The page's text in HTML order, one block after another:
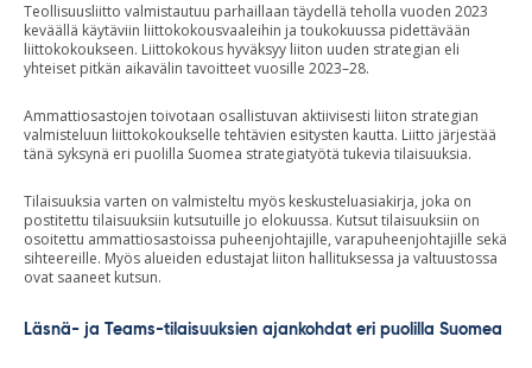
Teollisuusliitto valmistautuu parhaillaan täydellä teholla vuoden 2023
keväällä käytäviin liittokokousvaaleihin ja toukokuussa pidettävään
liittokokoukseen. Liittokokous hyväksyy liiton uuden strategian eli
yhteiset pitkän aikavälin tavoitteet vuosille 2023–28.
Ammattiosastojen toivotaan osallistuvan aktiivisesti liiton strategian
valmisteluun liittokokoukselle tehtävien esitysten kautta. Liitto järjestää
tänä syksynä eri puolilla Suomea strategiatyötä tukevia tilaisuuksia.
Tilaisuuksia varten on valmisteltu myös keskusteluasiakirja, joka on
postitettu tilaisuuksiin kutsutuille jo elokuussa. Kutsut tilaisuuksiin on
osoitettu ammattiosastoissa puheenjohtajille, varapuheenjohtajille sekä
sihteereille. Myös alueiden edustajat liiton hallituksessa ja valtuustossa
ovat saaneet kutsun.
Läsnä- ja Teams-tilaisuuksien ajankohdat eri puolilla Suomea